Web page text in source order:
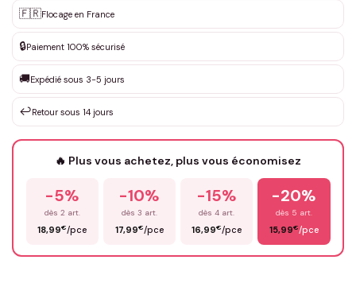
✨ Personnalisation sur mesure
DEVIS GRATUIT · Personnalisation de 3 à 10€ selon la demande
Que souhaitez-vous ?*
Votre texte / idée*
Prénom*
🇫🇷Flocage en France
🔒Paiement 100% sécurisé
🚚Expédié sous 3-5 jours
↩️Retour sous 14 jours
🔥 Plus vous achetez, plus vous économisez
-5%
dès 2 art.
18,99€/pce
-10%
dès 3 art.
17,99€/pce
-15%
dès 4 art.
16,99€/pce
-20%
dès 5 art.
15,99€/pce